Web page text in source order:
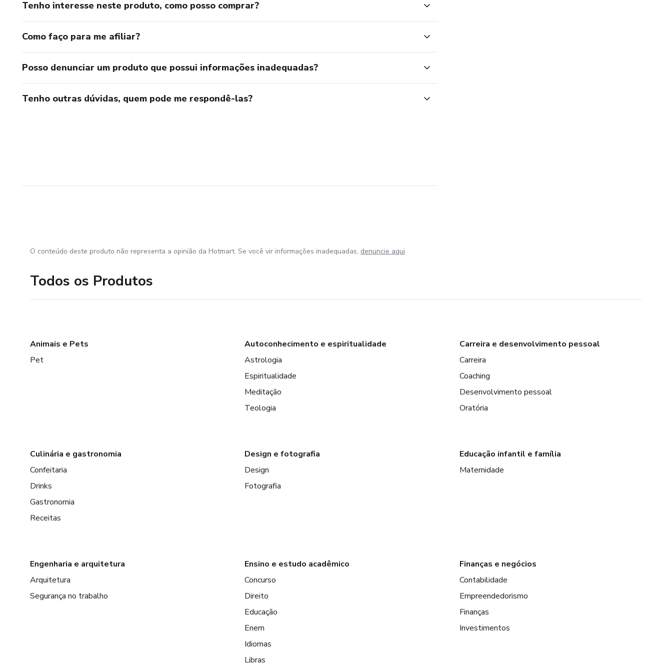
Tenho interesse neste produto, como posso comprar?
Como faço para me afiliar?
Posso denunciar um produto que possui informações inadequadas?
Tenho outras dúvidas, quem pode me respondê-las?
O conteúdo deste produto não representa a opinião da Hotmart. Se você vir informações inadequadas, denuncie aqui
Todos os Produtos
Animais e Pets
Pet
Autoconhecimento e espiritualidade
Astrologia
Espiritualidade
Meditação
Teologia
Carreira e desenvolvimento pessoal
Carreira
Coaching
Desenvolvimento pessoal
Oratória
Culinária e gastronomia
Confeitaria
Drinks
Gastronomia
Receitas
Design e fotografia
Design
Fotografia
Educação infantil e família
Maternidade
Engenharia e arquitetura
Arquitetura
Segurança no trabalho
Ensino e estudo acadêmico
Concurso
Direito
Educação
Enem
Idiomas
Libras
Finanças e negócios
Contabilidade
Empreendedorismo
Finanças
Investimentos